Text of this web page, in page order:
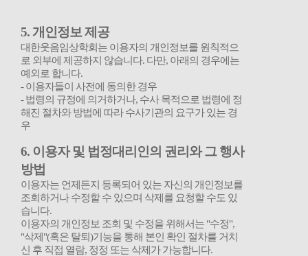
5.개인정보 제공
대한웃음임상학회는 이용자의 개인정보를 원칙적으
로 외부에 제공하지 않습니다. 다만, 아래의 경우에는
예외로 합니다.
-이용자들이 사전에 동의한 경우
-법령의 규정에 의거하거나, 수사 목적으로 법령에 정
해진 절차와 방법에 따라 수사기관의 요구가 있는 경
우
6. 이용자 및 법정대리인의 권리와 그 행사
방법
이용자는 언제든지 등록되어 있는 자신의 개인정보를
조회하거나 수정할 수 있으며 삭제를 요청할 수도 있
습니다.
이용자의 개인정보 조회 및 수정을 위해서는 "수정",
"삭제 "(혹은 탈퇴)기능을 통해 본인 확인 절차를 거치
신 후 직접 열람, 정정 또는 삭제가 가능합니다.